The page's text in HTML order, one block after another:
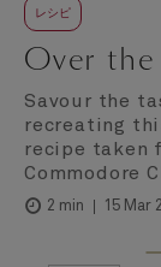
レシピ
Over
Savour the
recreating
recipe taken
Commodore
2 min 15 Mar